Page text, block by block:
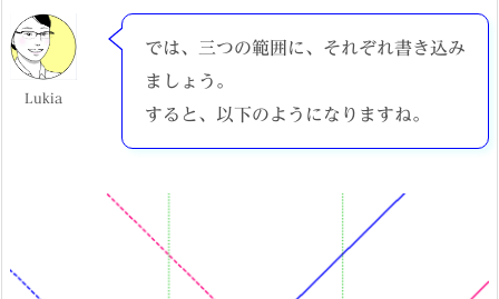
Lukia
では、三つの範囲に、それぞれ書き込み
ましょう。
すると、以下のようになりますね。